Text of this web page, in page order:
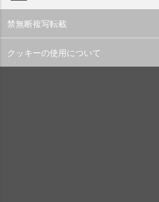
禁無断複写転載
クッキーの使用について